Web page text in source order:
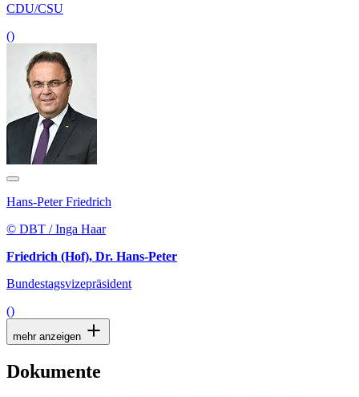
CDU/CSU
()
Hans-Peter Friedrich
© DBT / Inga Haar
Friedrich (Hof), Dr. Hans-Peter
Bundestagsvizepräsident
()
mehr anzeigen
Dokumente